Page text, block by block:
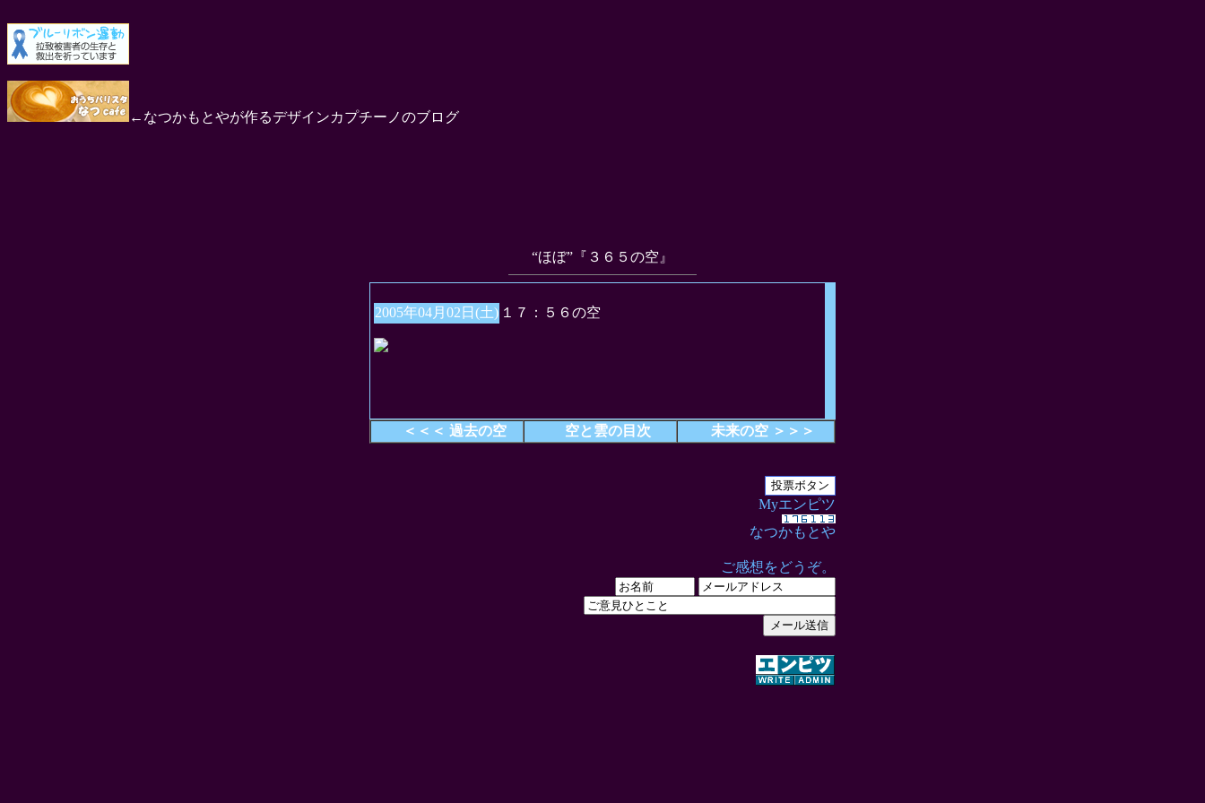
←なつかもとやが作るデザインカプチーノのブログ
“ほぼ”『３６５の空』
2005年04月02日(土) １７：５６の空
＜＜＜ 過去の空 空と雲の目次 未来の空 ＞＞＞
Myエンピツ
なつかもとや
ご感想をどうぞ。